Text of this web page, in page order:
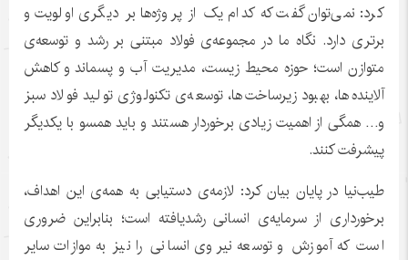
کرد: نمی‌توان گفت که کدام یک از پروژه‌ها بر دیگری اولویت و
برتری دارد. نگاه ما در مجموعه‌ی فولاد مبتنی بر رشد و توسعه‌ی
متوازن است؛ حوزه محیط زیست، مدیریت آب و پسماند و کاهش
آلاینده‌ها، بهبود زیرساخت‌ها، توسعه‌ی تکنولوژی تولید فولاد سبز
و… همگی از اهمیت زیادی برخوردار هستند و باید همسو با یکدیگر
پیشرفت کنند.
طیب‌نیا در پایان بیان کرد: لازمه‌ی دستیابی به همه‌ی این اهداف،
برخورداری از سرمایه‌ی انسانی رشدیافته است؛ بنابراین ضروری
است که آموزش و توسعه نیروی انسانی را نیز به موازات سایر